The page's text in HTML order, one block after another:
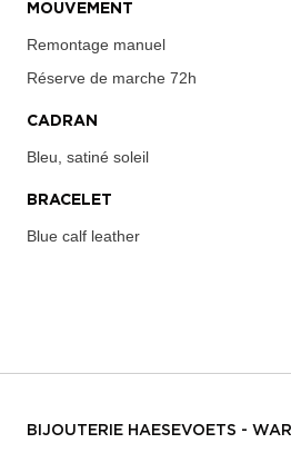
MOUVEMENT
Remontage manuel
Réserve de marche 72h
CADRAN
Bleu, satiné soleil
BRACELET
Blue calf leather
BIJOUTERIE HAESEVOETS -